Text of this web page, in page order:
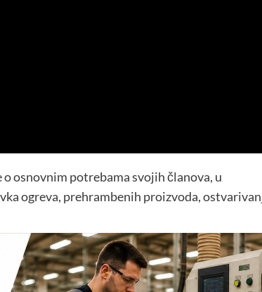
osnovnim potrebama svojih članova, u
ogreva, prehrambenih proizvoda,